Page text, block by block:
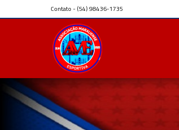
Contato - (54) 98436-1735